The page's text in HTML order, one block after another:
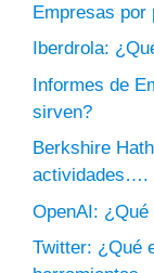
Empresas por
Iberdrola:
Informes de
sirven?
Berkshire
actividades….
OpenAI:
Twitter: ¿Qué